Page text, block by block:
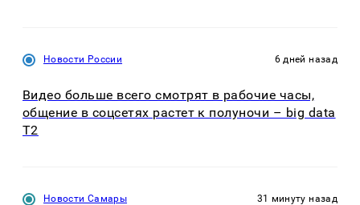
Новости России 6 дней назад
Видео больше всего смотрят в рабочие часы,
общение в соцсетях растет к полуночи – big data
T2
Новости Самары 31 минуту назад